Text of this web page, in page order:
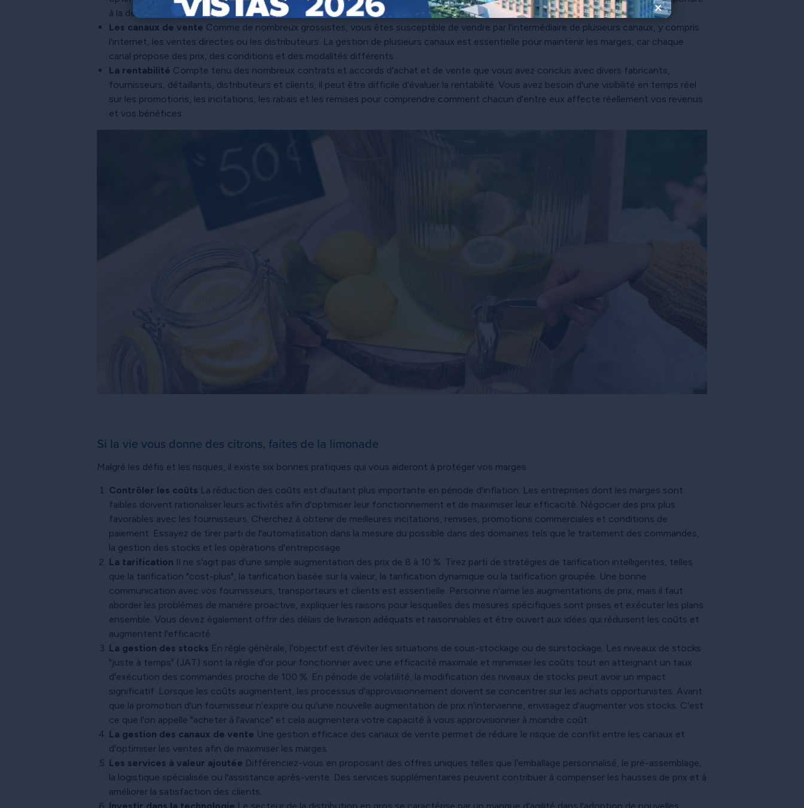
×
à la demande des clients.
Les canaux de vente Comme de nombreux grossistes, vous êtes susceptible de vendre par l'intermédiaire de plusieurs canaux, y compris
l'internet, les ventes directes ou les distributeurs. La gestion de plusieurs canaux est essentielle pour maintenir les marges, car chaque
canal propose des prix, des conditions et des modalités différents.
La rentabilité Compte tenu des nombreux contrats et accords d'achat et de vente que vous avez conclus avec divers fabricants,
fournisseurs, détaillants, distributeurs et clients, il peut être difficile d'évaluer la rentabilité. Vous avez besoin d'une visibilité en temps réel
sur les promotions, les incitations, les rabais et les remises pour comprendre comment chacun d'entre eux affecte réellement vos revenus
et vos bénéfices.
Si la vie vous donne des citrons, faites de la limonade
Malgré les défis et les risques, il existe six bonnes pratiques qui vous aideront à protéger vos marges :
Contrôler les coûts La réduction des coûts est d'autant plus importante en période d'inflation. Les entreprises dont les marges sont
faibles doivent rationaliser leurs activités afin d'optimiser leur fonctionnement et de maximiser leur efficacité. Négocier des prix plus
favorables avec les fournisseurs. Cherchez à obtenir de meilleures incitations, remises, promotions commerciales et conditions de
paiement. Essayez de tirer parti de l'automatisation dans la mesure du possible dans des domaines tels que le traitement des commandes,
la gestion des stocks et les opérations d'entreposage.
La tarification Il ne s'agit pas d'une simple augmentation des prix de 8 à 10 %. Tirez parti de stratégies de tarification intelligentes, telles
que la tarification "cost-plus", la tarification basée sur la valeur, la tarification dynamique ou la tarification groupée. Une bonne
communication avec vos fournisseurs, transporteurs et clients est essentielle. Personne n'aime les augmentations de prix, mais il faut
aborder les problèmes de manière proactive, expliquer les raisons pour lesquelles des mesures spécifiques sont prises et exécuter les plans
ensemble. Vous devez également offrir des délais de livraison adéquats et raisonnables et être ouvert aux idées qui réduisent les coûts et
augmentent l'efficacité.
La gestion des stocks En règle générale, l'objectif est d'éviter les situations de sous-stockage ou de surstockage. Les niveaux de stocks
"juste à temps" (JAT) sont la règle d'or pour fonctionner avec une efficacité maximale et minimiser les coûts tout en atteignant un taux
d'exécution des commandes proche de 100 %. En période de volatilité, la modification des niveaux de stocks peut avoir un impact
significatif. Lorsque les coûts augmentent, les processus d'approvisionnement doivent se concentrer sur les achats opportunistes. Avant
que la promotion d'un fournisseur n'expire ou qu'une nouvelle augmentation de prix n'intervienne, envisagez d'augmenter vos stocks. C'est
ce que l'on appelle "acheter à l'avance" et cela augmentera votre capacité à vous approvisionner à moindre coût.
La gestion des canaux de vente Une gestion efficace des canaux de vente permet de réduire le risque de conflit entre les canaux et
d'optimiser les ventes afin de maximiser les marges.
Les services à valeur ajoutée Différenciez-vous en proposant des offres uniques telles que l'emballage personnalisé, le pré-assemblage,
la logistique spécialisée ou l'assistance après-vente. Des services supplémentaires peuvent contribuer à compenser les hausses de prix et à
améliorer la satisfaction des clients.